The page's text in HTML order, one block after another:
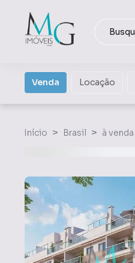
Venda Locação
Início Brasil à venda